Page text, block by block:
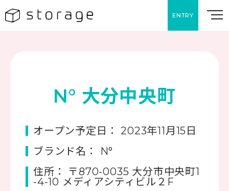
ENTRY
N° 大分中央町
オープン予定日： 2023年11月15日
ブランド名： N°
住所： 〒870-0035 大分市中央町1
-4-10 メディアシティビル２F